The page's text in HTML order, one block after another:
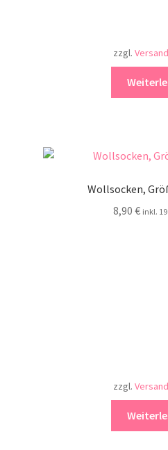
zzgl.
Wollsocken,
8,90 € inkl.
zzgl.